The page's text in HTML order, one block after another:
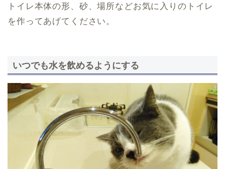
トイレ本体の形、砂、場所などお気に入りのトイレ
を作ってあげてください。
いつでも水を飲めるようにする